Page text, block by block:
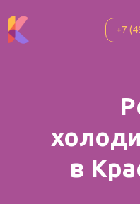
+7
в
+7